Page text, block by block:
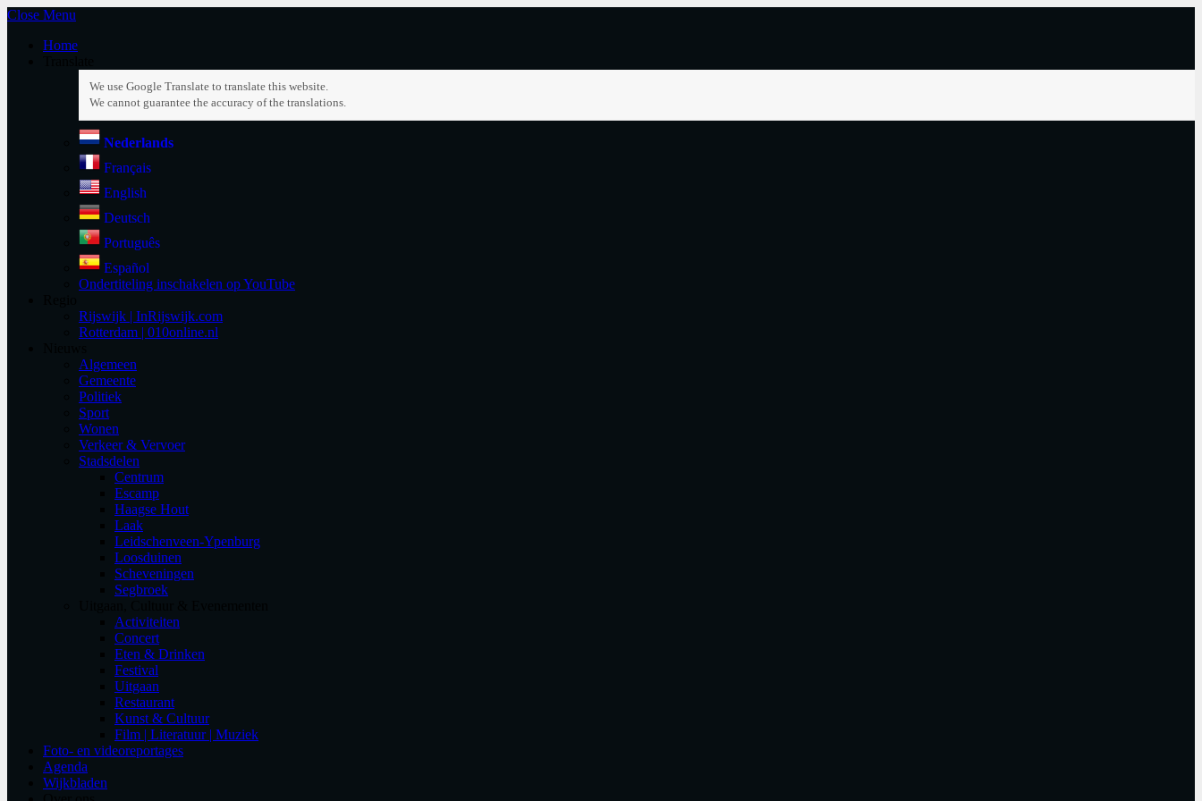
Close Menu
Home
Nederlands
Français
English
Deutsch
Português
Español
Ondertiteling inschakelen op YouTube
Rijswijk | InRijswijk.com
Rotterdam | 010online.nl
Algemeen
Gemeente
Politiek
Sport
Wonen
Verkeer & Vervoer
Stadsdelen
Centrum
Escamp
Haagse Hout
Laak
Leidschenveen-Ypenburg
Loosduinen
Scheveningen
Segbroek
Activiteiten
Concert
Eten & Drinken
Festival
Uitgaan
Restaurant
Kunst & Cultuur
Film | Literatuur | Muziek
Foto- en videoreportages
Agenda
Wijkbladen